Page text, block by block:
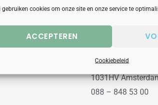
gebruiken cookies om onze site en onze service te
ACCEPTEREN
Cookiebeleid
Wilgenweg 10a
1031HV
088 – 848 53 00